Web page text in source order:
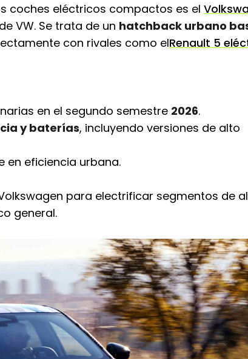
coches eléctricos compactos es el
VW. Se trata de un hatchback urbano
con rivales como elRenault 5
en el segundo semestre 2026.
y baterías, incluyendo versiones de alto
en eficiencia urbana.
para electrificar segmentos de
general.